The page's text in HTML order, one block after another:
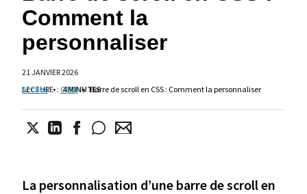
Comment la
personnaliser
21 JANVIER 2026
LECTURE : 4 MINUTES
Accueil • CSS3 • Barre de scroll en CSS : Comment la personnaliser
La personnalisation d’une barre de scroll en